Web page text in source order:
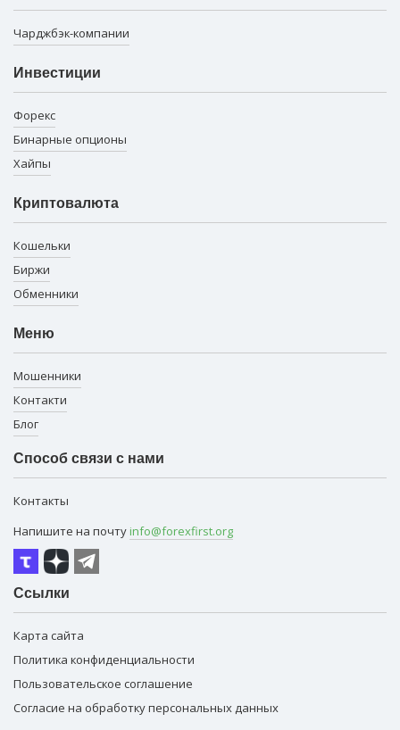
Чарджбэк-компании
Инвестиции
Форекс
Бинарные опционы
Хайпы
Криптовалюта
Кошельки
Биржи
Обменники
Меню
Мошенники
Контакти
Блог
Способ связи с нами
Контакты
Напишите на почту info@forexfirst.org
Ссылки
Карта сайта
Политика конфиденциальности
Пользовательское соглашение
Согласие на обработку персональных данных